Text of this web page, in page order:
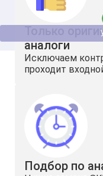
Только
аналоги
Исключаем
проходит
Подбор по